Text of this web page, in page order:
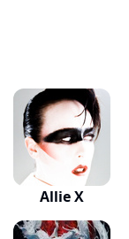
Allie X